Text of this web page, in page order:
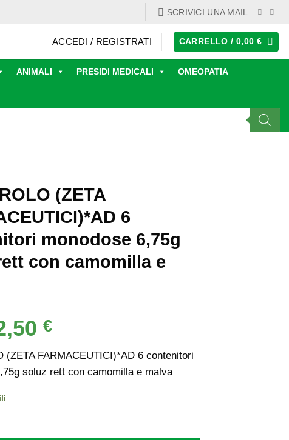
SCRIVICI UNA MAIL
ACCEDI / REGISTRATI CARRELLO /0,00€
ANIMALI PRESIDI MEDICALI OMEOPATIA
(ZETA
6
monodose 6,75g
con camomilla e
€Il
attuale
è:
(ZETA FARMACEUTICI)*AD 6 contenitori
soluz rett con camomilla e malva